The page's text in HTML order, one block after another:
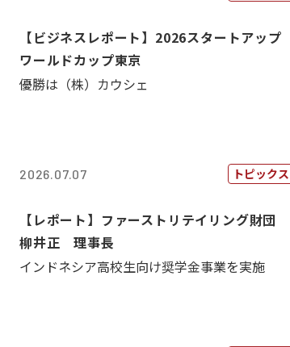
【ビジネスレポート】2026スタートアップ
ワールドカップ東京
優勝は（株）カウシェ
2026.07.07 トピックス
【レポート】ファーストリテイリング財団
柳井正 理事長
インドネシア高校生向け奨学金事業を実施